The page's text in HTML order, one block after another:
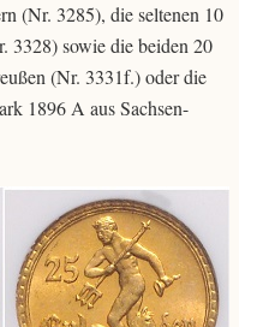
(Nr. 3285), die seltenen 10
3328) sowie die beiden 20
(Nr. 3331f.) oder die
1896 A aus Sachsen-